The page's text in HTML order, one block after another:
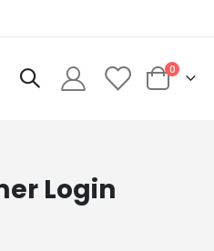
Cart
0elementi
Login